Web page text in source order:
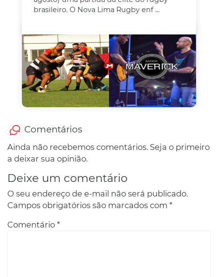
brasileiro. O Nova Lima Rugby enf ...
Comentários
Ainda não recebemos comentários. Seja o primeiro
a deixar sua opinião.
Deixe um comentário
O seu endereço de e-mail não será publicado.
Campos obrigatórios são marcados com *
Comentário *